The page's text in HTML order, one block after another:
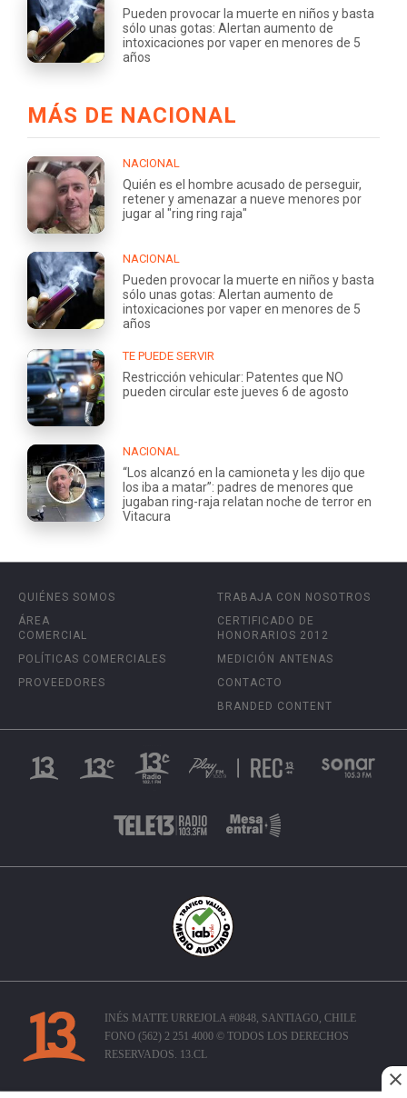
Pueden provocar la muerte en niños y basta
sólo unas gotas: Alertan aumento de
intoxicaciones por vaper en menores de 5
años
MÁS DE NACIONAL
NACIONAL
Quién es el hombre acusado de perseguir,
retener y amenazar a nueve menores por
jugar al "ring ring raja"
NACIONAL
Pueden provocar la muerte en niños y basta
sólo unas gotas: Alertan aumento de
intoxicaciones por vaper en menores de 5
años
TE PUEDE SERVIR
Restricción vehicular: Patentes que NO
pueden circular este jueves 6 de agosto
NACIONAL
“Los alcanzó en la camioneta y les dijo que
los iba a matar”: padres de menores que
jugaban ring-raja relatan noche de terror en
Vitacura
QUIÉNES SOMOS
ÁREA
COMERCIAL
POLÍTICAS COMERCIALES
PROVEEDORES
TRABAJA CON NOSOTROS
CERTIFICADO DE
HONORARIOS 2012
MEDICIÓN ANTENAS
CONTACTO
BRANDED CONTENT
INÉS MATTE URREJOLA #0848, SANTIAGO, CHILE
FONO (562) 2 251 4000 © TODOS LOS DERECHOS
RESERVADOS. 13.CL